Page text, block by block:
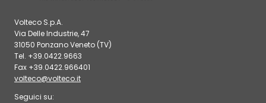
Volteco S.p.A.
Via Delle Industrie, 47
31050 Ponzano Veneto (TV)
Tel. +39.0422.9663
Fax +39.0422.966401
volteco@volteco.it
Seguici su: